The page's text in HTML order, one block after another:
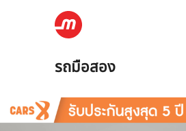
รถมือสอง